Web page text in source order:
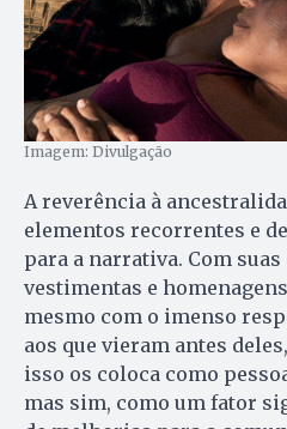
Imagem: Divulgação
A reverência à
elementos recorrentes e
para a narrativa. Com
vestimentas e
mesmo com o imenso
aos que vieram antes
isso os coloca como
mas sim, como um fator